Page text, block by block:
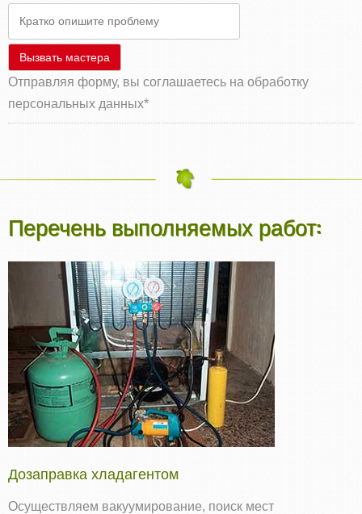
Вызвать мастера
Отправляя форму, вы соглашаетесь на обработку
персональных данных*
Перечень выполняемых работ:
Дозаправка хладагентом
Осуществляем вакуумирование, поиск мест